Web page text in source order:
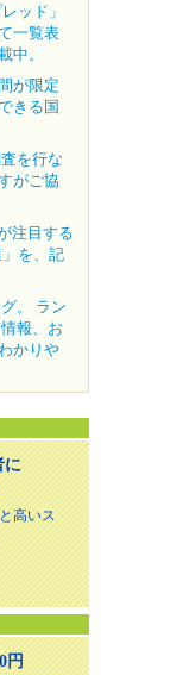
ッド」
一覧表
中。
が限定
きる国
を行な
がご協
注目する
」を、記
。 ラン
報、お
かりや
に
高いス
円